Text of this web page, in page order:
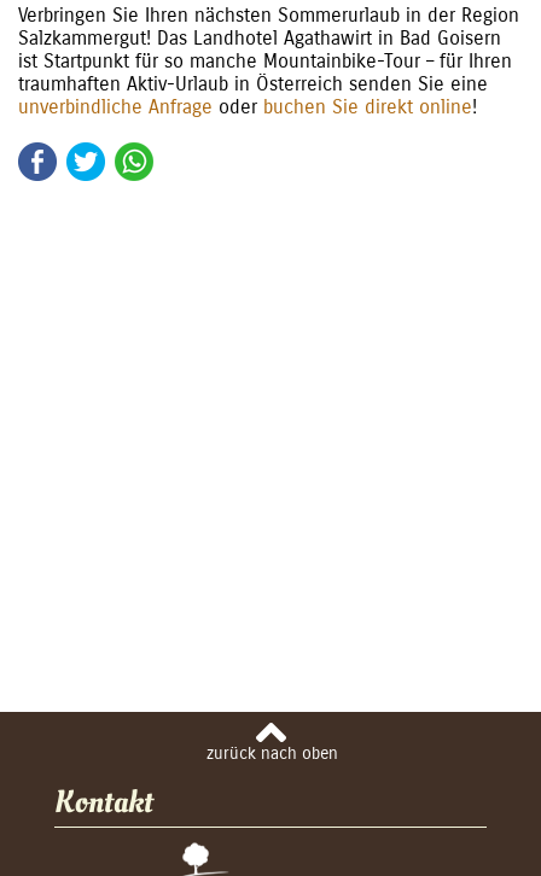
Verbringen Sie Ihren nächsten Sommerurlaub in der Region
Salzkammergut! Das Landhotel Agathawirt in Bad Goisern
ist Startpunkt für so manche Mountainbike-Tour – für Ihren
traumhaften Aktiv-Urlaub in Österreich senden Sie eine
unverbindliche Anfrage oder buchen Sie direkt online!
Facebook
Twitter
Kontakt